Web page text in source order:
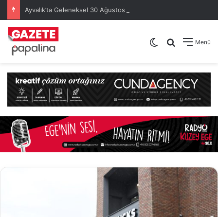
Menü
Arama yap
Dış görünümü